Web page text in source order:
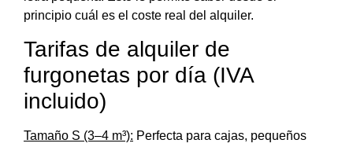
principio cuál es el coste real del alquiler.
Tarifas de alquiler de
furgonetas por día (IVA
incluido)
Tamaño S (3–4 m³): Perfecta para cajas, pequeños